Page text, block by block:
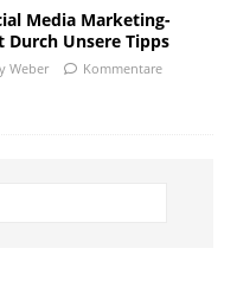
Media Marketing-
Unsere Tipps
Weber
Kommentare